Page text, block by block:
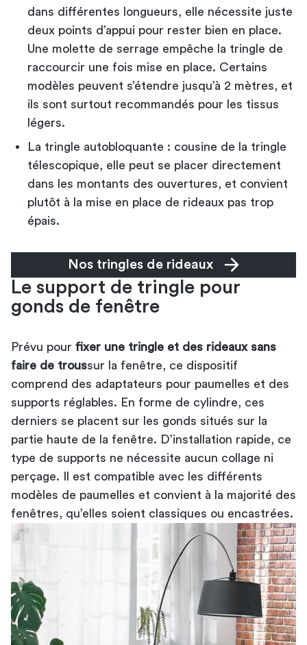
dans différentes longueurs, elle nécessite juste
deux points d’appui pour rester bien en place.
Une molette de serrage empêche la tringle de
raccourcir une fois mise en place. Certains
modèles peuvent s’étendre jusqu’à 2 mètres, et
ils sont surtout recommandés pour les tissus
légers.
La tringle autobloquante : cousine de la tringle
télescopique, elle peut se placer directement
dans les montants des ouvertures, et convient
plutôt à la mise en place de rideaux pas trop
épais.
Nos tringles de rideaux
Le support de tringle pour
gonds de fenêtre
Prévu pour fixer une tringle et des rideaux sans
faire de troussur la fenêtre, ce dispositif
comprend des adaptateurs pour paumelles et des
supports réglables. En forme de cylindre, ces
derniers se placent sur les gonds situés sur la
partie haute de la fenêtre. D’installation rapide, ce
type de supports ne nécessite aucun collage ni
perçage. Il est compatible avec les différents
modèles de paumelles et convient à la majorité des
fenêtres, qu’elles soient classiques ou encastrées.